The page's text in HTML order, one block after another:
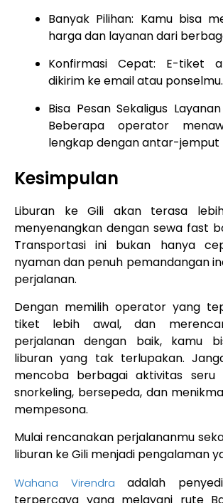
Banyak Pilihan: Kamu bisa
harga dan layanan dari
Konfirmasi Cepat: E-tiket
dikirim ke email atau ponselmu.
Bisa Pesan Sekaligus
Beberapa operator
lengkap dengan antar-jemput
Kesimpulan
Liburan ke Gili akan terasa
menyenangkan dengan sewa fast
Transportasi ini bukan hanya
nyaman dan penuh pemandangan
perjalanan.
Dengan memilih operator yang
tiket lebih awal, dan
perjalanan dengan baik, kamu
liburan yang tak terlupakan.
mencoba berbagai aktivitas
snorkeling, bersepeda, dan
mempesona.
Mulai rencanakan perjalananmu
liburan ke Gili menjadi pengalaman
Wahana Virendra adalah
terpercaya yang melayani rute